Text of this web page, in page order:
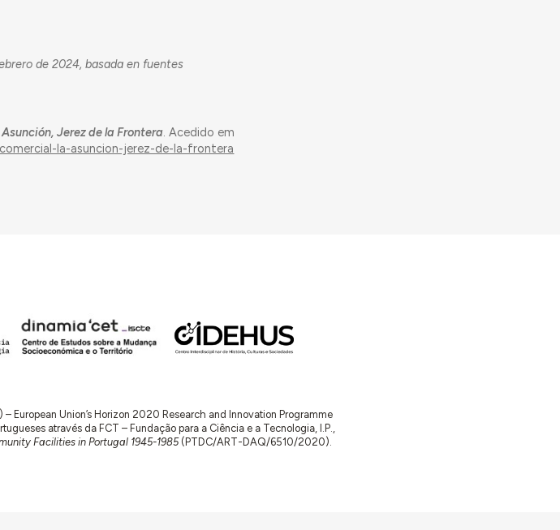
de 2024, basada en fuentes
Jerez de la Frontera. Acedido em
la-asuncion-jerez-de-la-frontera
European Union’s Horizon 2020 Research and Innovation Programme
através da FCT – Fundação para a Ciência e a Tecnologia, I.P.,
Facilities in Portugal 1945-1985(PTDC/ART-DAQ/6510/2020).